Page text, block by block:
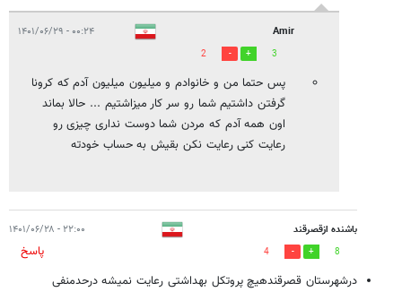
Amir ۰۰:۲۴ - ۱۴۰۱/۰۶/۲۹
3
2
پس حتما من و خانوادم و میلیون میلیون آدم که کرونا
گرفتن داشتیم شما رو سر کار میزاشتیم ... حالا بماند
اون همه آدم که مردن شما دوست نداری چیزی رو
رعایت کنی رعایت نکن بقیش به حساب خودته
باشنده ازقصرقند ۲۲:۰۰ - ۱۴۰۱/۰۶/۲۸
8
4
پاسخ
درشهرستان قصرقندهیچ پروتکل بهداشتی رعایت نمیشه درحدمنفی